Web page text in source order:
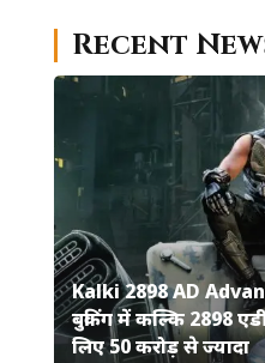
Recent
Kalki 2898 AD
बुकिंग में कल्कि 2898
लिए 50 करोड़ से ज्यादा